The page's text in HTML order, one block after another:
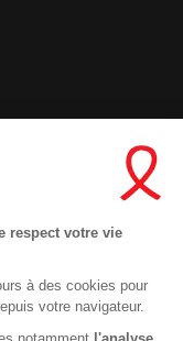
respect votre vie
à des cookies pour
votre navigateur.
notamment l'analyse